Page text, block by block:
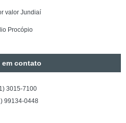
valor Jundiaí
Procópio
em contato
3015-7100
99134-0448